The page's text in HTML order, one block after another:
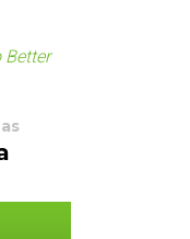
Better